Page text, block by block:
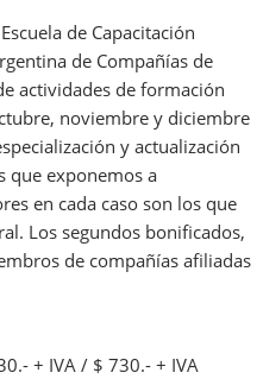
de Capacitación
de Compañías de
actividades de formación
noviembre y diciembre
y actualización
que exponemos a
en cada caso son los que
Los segundos bonificados,
de compañías afiliadas
+ IVA / $ 730.- + IVA